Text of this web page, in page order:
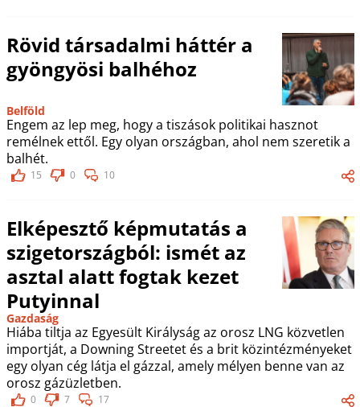
Rövid társadalmi háttér a
gyöngyösi balhéhoz
Belföld
Engem az lep meg, hogy a tiszások politikai hasznot
remélnek ettől. Egy olyan országban, ahol nem szeretik a
balhét.
15 0 10
Elképesztő képmutatás a
szigetországból: ismét az
asztal alatt fogtak kezet
Putyinnal
Gazdaság
Hiába tiltja az Egyesült Királyság az orosz LNG közvetlen
importját, a Downing Streetet és a brit közintézményeket
egy olyan cég látja el gázzal, amely mélyen benne van az
orosz gázüzletben.
0 7 17